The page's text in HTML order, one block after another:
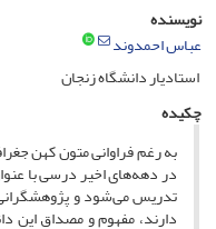
نویسنده
عباس احمدوند
استادیار دانشگاه زنجان
چکیده
به رغم فراوانی متون کهن
در دهه‌های اخیر درسی با
تدریس می‌شود و
دارند، مفهوم و مصداق این